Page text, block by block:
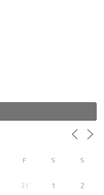
F S S
31 1 2